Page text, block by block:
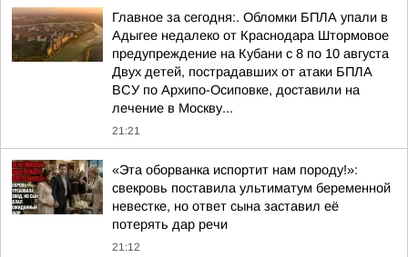
Главное за сегодня:. Обломки БПЛА упали в
Адыгее недалеко от Краснодара Штормовое
предупреждение на Кубани с 8 по 10 августа
Двух детей, пострадавших от атаки БПЛА
ВСУ по Архипо-Осиповке, доставили на
лечение в Москву...
21:21
«Эта оборванка испортит нам породу!»:
свекровь поставила ультиматум беременной
невестке, но ответ сына заставил её
потерять дар речи
21:12